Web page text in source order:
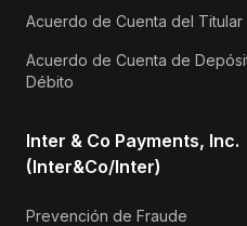
Acuerdo de Cuenta del
Acuerdo de Cuenta de
Débito
Inter & Co Payments, Inc.
(Inter&Co/Inter)
Prevención de Fraude